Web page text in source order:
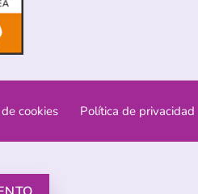
cookies Política de privacidad